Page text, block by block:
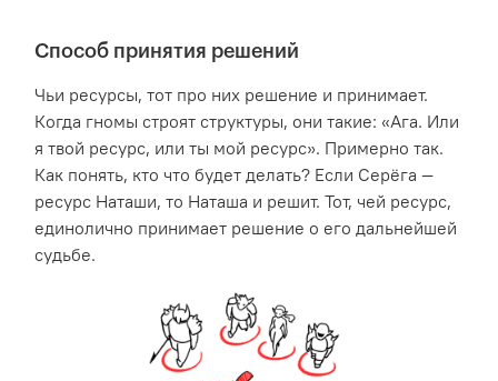
Способ принятия решений
Чьи ресурсы, тот про них решение и принимает.
Когда гномы строят структуры, они такие: «Ага. Или
я твой ресурс, или ты мой ресурс». Примерно так.
Как понять, кто что будет делать? Если Серёга —
ресурс Наташи, то Наташа и решит. Тот, чей ресурс,
единолично принимает решение о его дальнейшей
судьбе.